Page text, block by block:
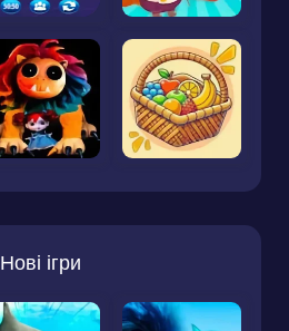
Нові ігри